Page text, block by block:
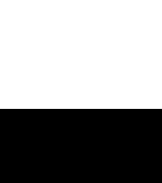
receive the